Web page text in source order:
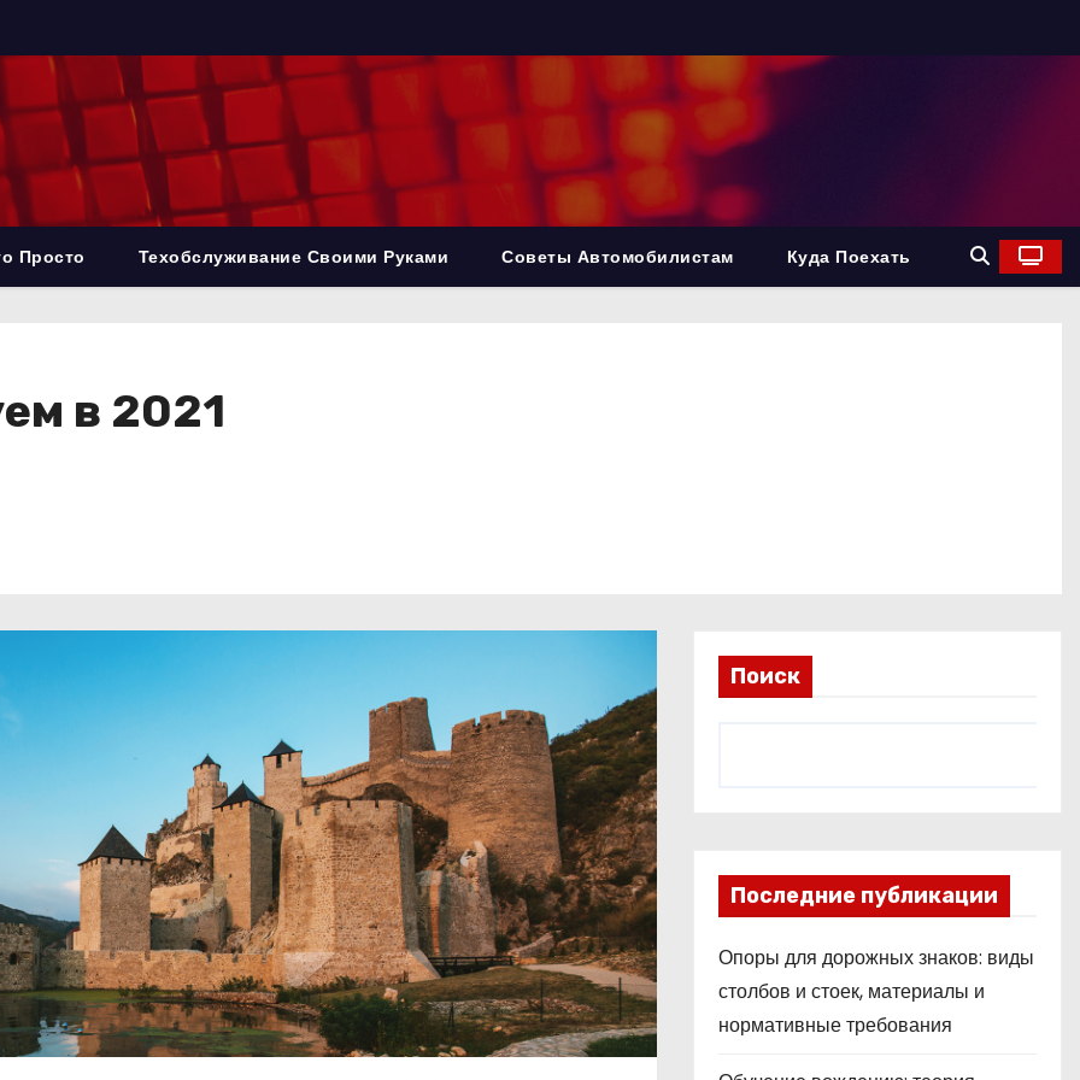
Просто Техобслуживание Своими Руками Советы Автомобилистам Куда Поехать
в 2021
Поиск
Последние публикации
Опоры для дорожных знаков: виды
столбов и стоек, материалы и
нормативные требования